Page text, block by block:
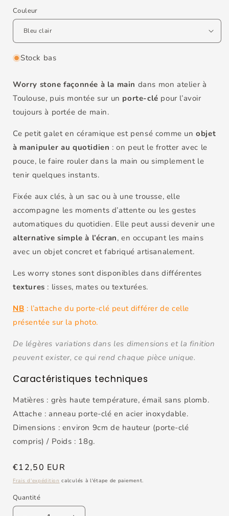
Couleur
Stock bas
Worry stone façonnée à la main dans mon atelier à
Toulouse, puis montée sur un porte-clé pour l’avoir
toujours à portée de main.
Ce petit galet en céramique est pensé comme unobjet
à manipuler au quotidien : on peut le frotter avec le
pouce, le faire rouler dans la main ou simplement le
tenir quelques instants.
Fixée aux clés, à un sac ou à une trousse, elle
accompagne les moments d’attente ou les gestes
automatiques du quotidien. Elle peut aussi devenir une
alternative simple à l’écran, en occupant les mains
avec un objet concret et fabriqué artisanalement.
Les worry stones sont disponibles dans différentes
textures : lisses, mates ou texturées.
NB : l’attache du porte-clé peut différer de celle
présentée sur la photo.
De légères variations dans les dimensions et la finition
peuvent exister, ce qui rend chaque pièce unique.
Caractéristiques techniques
Matières : grès haute température, émail sans plomb.
Attache : anneau porte-clé en acier inoxydable.
Dimensions : environ 9cm de hauteur (porte-clé
compris) / Poids : 18g.
Prix
habituel
€12,50 EUR
Frais d'expédition calculés à l'étape de paiement.
Quantité